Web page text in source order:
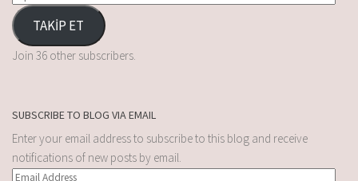
TAKİP ET
Join 36 other subscribers.
SUBSCRIBE TO BLOG VIA EMAIL
Enter your email address to subscribe to this blog and receive
notifications of new posts by email.